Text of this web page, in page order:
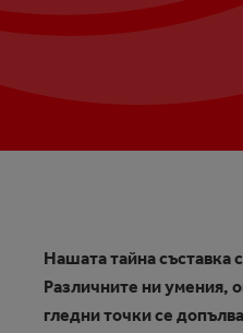
Нашата тайна съставка
Различните ни умения,
гледни точки се